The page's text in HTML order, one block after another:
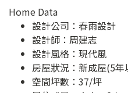
Home Data
設計公司： 春雨設計
設計師：周建志
設計風格：現代風
房屋狀況：新成屋(5年
空間坪數：37/坪